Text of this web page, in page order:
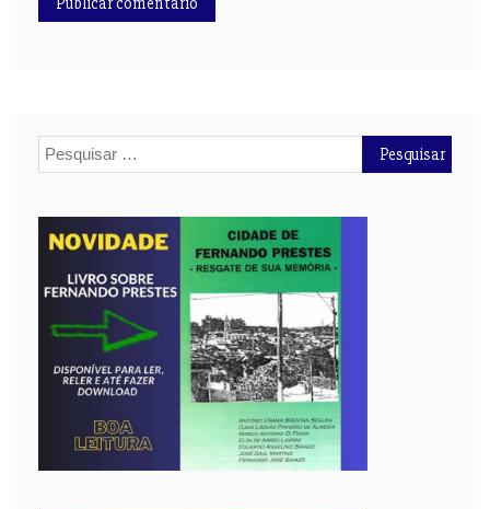
Pesquisar
por: